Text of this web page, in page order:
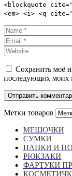
<blockquote
<em> <i> <q
Сохранить моё
последующих моих
Метки товаров
МЕШОЧКИ
СУМКИ
ПАПКИ И
РЮКЗАКИ
ФАРТУКИ